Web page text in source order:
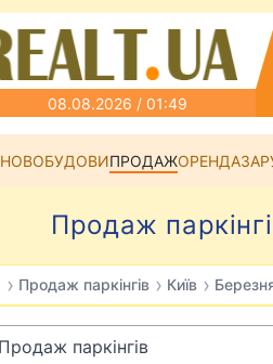
08.08.2026 / 01:49
НОВОБУДОВИПРОДАЖОРЕНДА
Продаж
› Продаж паркінгів › Київ ›